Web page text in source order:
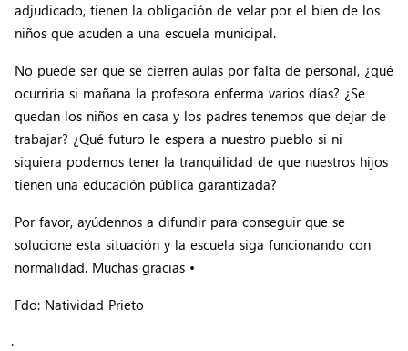
adjudicado, tienen la obligación de velar por el bien de los
niños que acuden a una escuela municipal.
No puede ser que se cierren aulas por falta de personal, ¿qué
ocurriría si mañana la profesora enferma varios días? ¿Se
quedan los niños en casa y los padres tenemos que dejar de
trabajar? ¿Qué futuro le espera a nuestro pueblo si ni
siquiera podemos tener la tranquilidad de que nuestros hijos
tienen una educación pública garantizada?
Por favor, ayúdennos a difundir para conseguir que se
solucione esta situación y la escuela siga funcionando con
normalidad. Muchas gracias •
Fdo: Natividad Prieto
.